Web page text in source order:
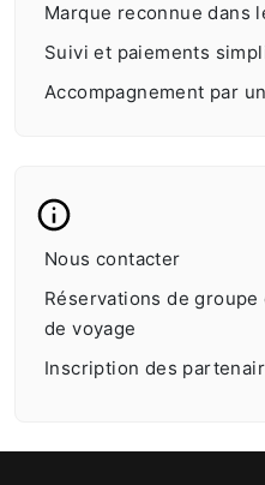
Marque reconnue dans
Suivi et paiements
Accompagnement par
Nous contacter
Réservations de
de voyage
Inscription des